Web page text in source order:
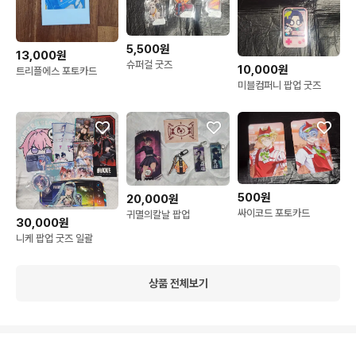
13,000원
트리플에스 포토카드
5,500원
슈퍼걸 굿즈 10,000원
미블컴퍼니 팝업 굿즈
30,000원
니케 팝업 굿즈 일괄
20,000원
귀멸의칼날 팝업
500원
싸이코드 포토카드
상품 전체보기